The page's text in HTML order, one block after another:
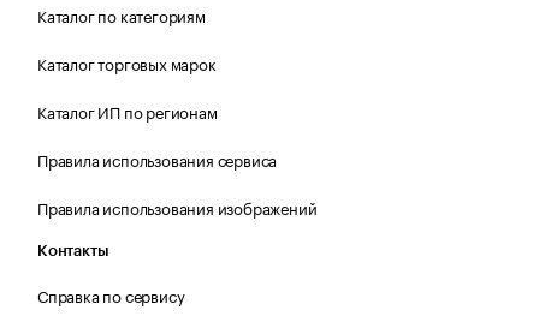
Каталог по категориям
Каталог торговых марок
Каталог ИП по регионам
Правила использования сервиса
Правила использования изображений
Контакты
Справка по сервису